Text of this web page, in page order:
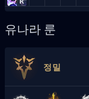
유나라 룬
정밀